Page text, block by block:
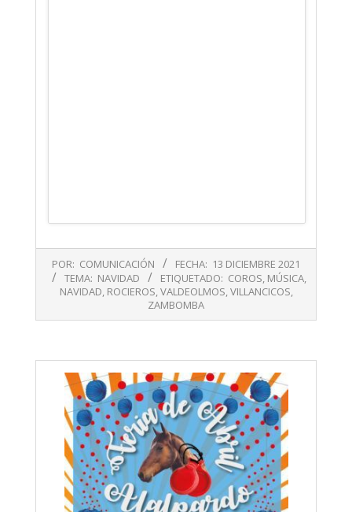
12-
POR: COMUNICACIÓN FECHA: 13 DICIEMBRE 2021
TEMA: NAVIDAD ETIQUETADO: COROS, MÚSICA,
NAVIDAD, ROCIEROS,VALDEOLMOS,VILLANCICOS,
ZAMBOMBA